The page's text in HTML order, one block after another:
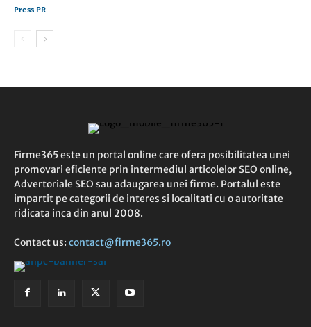
Press PR
Firme365 este un portal online care ofera posibilitatea unei
promovari eficiente prin intermediul articolelor SEO online,
Advertoriale SEO sau adaugarea unei firme. Portalul este
impartit pe categorii de interes si localitati cu o autoritate
ridicata inca din anul 2008.
Contact us: contact@firme365.ro